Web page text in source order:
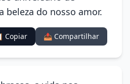
beleza do nosso amor.
Copiar 📤 Compartilhar